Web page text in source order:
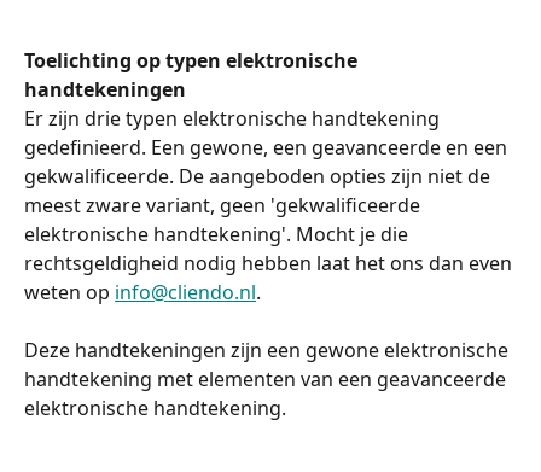
Toelichting op typen elektronische
handtekeningen
Er zijn drie typen elektronische handtekening
gedefinieerd. Een gewone, een geavanceerde en een
gekwalificeerde. De aangeboden opties zijn niet de
meest zware variant, geen 'gekwalificeerde
elektronische handtekening'. Mocht je die
rechtsgeldigheid nodig hebben laat het ons dan even
weten op info@cliendo.nl.
Deze handtekeningen zijn een gewone elektronische
handtekening met elementen van een geavanceerde
elektronische handtekening.